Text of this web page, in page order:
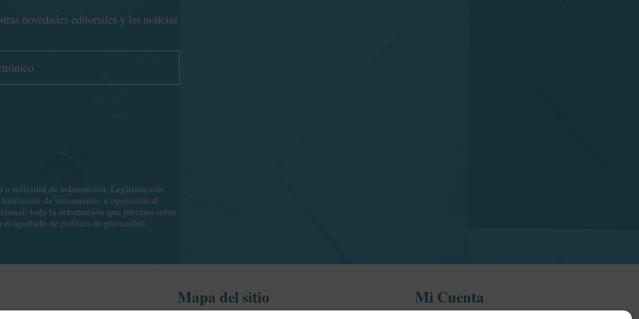
novedades editoriales y las noticias
o solicitud de información. Legitimación:
de tratamiento, u oposición al
toda la información que precises sobre
el apartado de política de privacidad.
Mapa del sitio Mi Cuenta